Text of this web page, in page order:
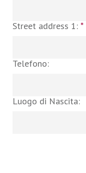
Street address 1: *
Telefono:
Luogo di Nascita: